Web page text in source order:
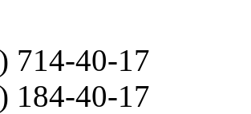
714-40-17
184-40-17